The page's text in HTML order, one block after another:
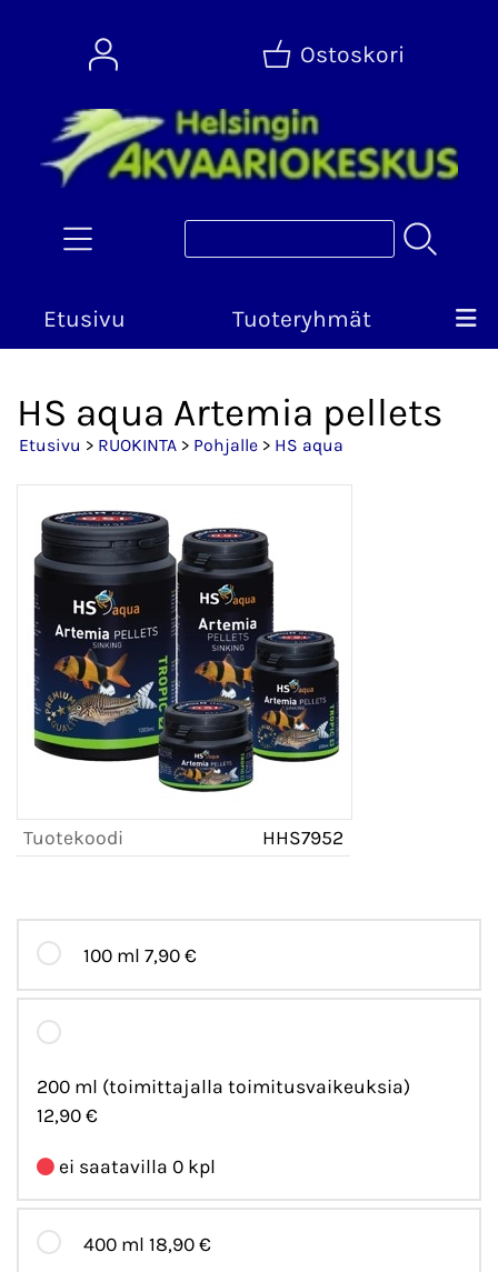
Ostoskori
Etusivu Tuoteryhmät
HS aqua Artemia pellets
Etusivu > RUOKINTA > Pohjalle > HS aqua
Tuotekoodi HHS7952
100 ml 7,90 €
200 ml (toimittajalla toimitusvaikeuksia)
12,90 €
ei saatavilla 0 kpl
400 ml 18,90 €